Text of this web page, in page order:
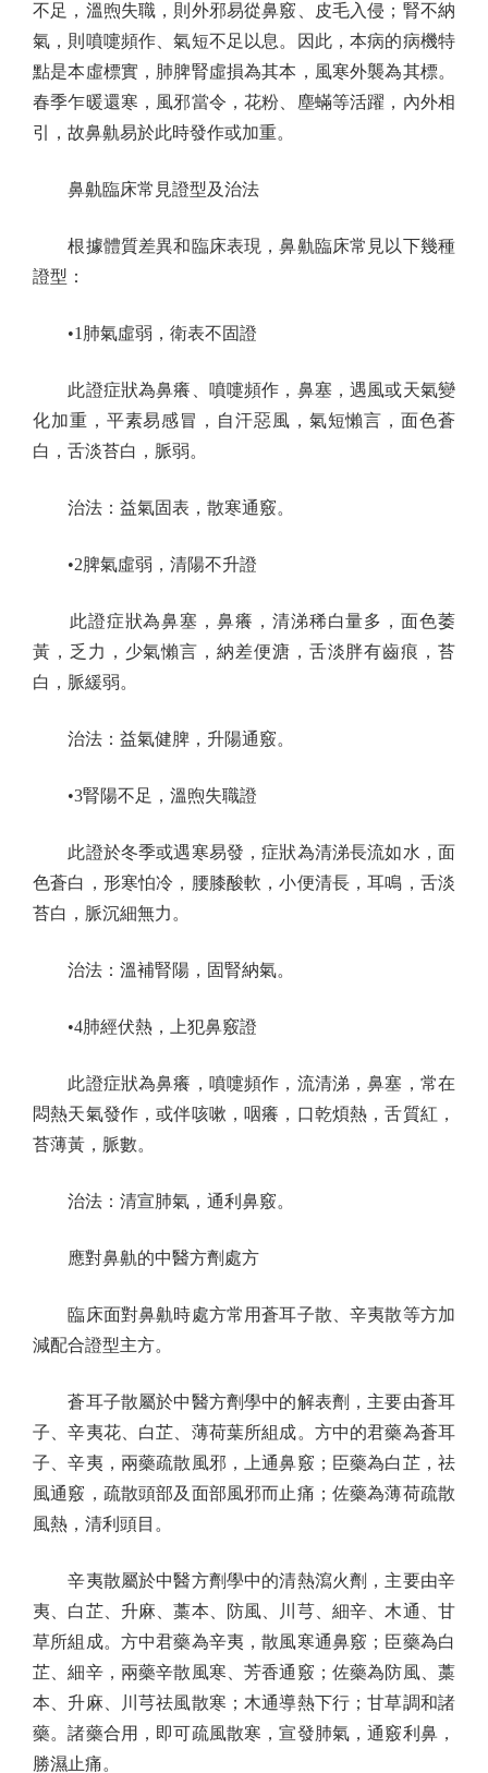
不足，溫煦失職，則外邪易從鼻竅、皮毛入侵；腎不納
氣，則噴嚏頻作、氣短不足以息。因此，本病的病機特
點是本虛標實，肺脾腎虛損為其本，風寒外襲為其標。
春季乍暖還寒，風邪當令，花粉、塵蟎等活躍，內外相
引，故鼻鼽易於此時發作或加重。
鼻鼽臨床常見證型及治法
根據體質差異和臨床表現，鼻鼽臨床常見以下幾種
證型：
•1肺氣虛弱，衛表不固證
此證症狀為鼻癢、噴嚏頻作，鼻塞，遇風或天氣變
化加重，平素易感冒，自汗惡風，氣短懶言，面色蒼
白，舌淡苔白，脈弱。
治法：益氣固表，散寒通竅。
•2脾氣虛弱，清陽不升證
此證症狀為鼻塞，鼻癢，清涕稀白量多，面色萎
黃，乏力，少氣懶言，納差便溏，舌淡胖有齒痕，苔
白，脈緩弱。
治法：益氣健脾，升陽通竅。
•3腎陽不足，溫煦失職證
此證於冬季或遇寒易發，症狀為清涕長流如水，面
色蒼白，形寒怕冷，腰膝酸軟，小便清長，耳鳴，舌淡
苔白，脈沉細無力。
治法：溫補腎陽，固腎納氣。
•4肺經伏熱，上犯鼻竅證
此證症狀為鼻癢，噴嚏頻作，流清涕，鼻塞，常在
悶熱天氣發作，或伴咳嗽，咽癢，口乾煩熱，舌質紅，
苔薄黃，脈數。
治法：清宣肺氣，通利鼻竅。
應對鼻鼽的中醫方劑處方
臨床面對鼻鼽時處方常用蒼耳子散、辛夷散等方加
減配合證型主方。
蒼耳子散屬於中醫方劑學中的解表劑，主要由蒼耳
子、辛夷花、白芷、薄荷葉所組成。方中的君藥為蒼耳
子、辛夷，兩藥疏散風邪，上通鼻竅；臣藥為白芷，祛
風通竅，疏散頭部及面部風邪而止痛；佐藥為薄荷疏散
風熱，清利頭目。
辛夷散屬於中醫方劑學中的清熱瀉火劑，主要由辛
夷、白芷、升麻、藁本、防風、川芎、細辛、木通、甘
草所組成。方中君藥為辛夷，散風寒通鼻竅；臣藥為白
芷、細辛，兩藥辛散風寒、芳香通竅；佐藥為防風、藁
本、升麻、川芎祛風散寒；木通導熱下行；甘草調和諸
藥。諸藥合用，即可疏風散寒，宣發肺氣，通竅利鼻，
勝濕止痛。